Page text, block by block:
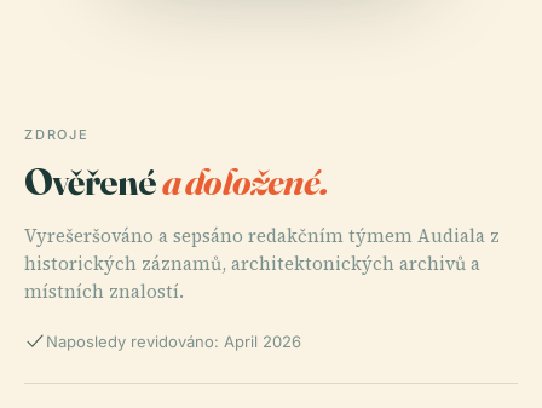
ZDROJE
Ověřenéa doložené.
Vyrešeršováno a sepsáno redakčním týmem Audiala z
historických záznamů, architektonických archivů a
místních znalostí.
Naposledy revidováno: April 2026